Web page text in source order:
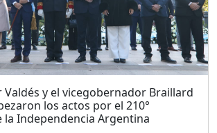
Valdés y el vicegobernador Braillard
los actos por el 210°
la Independencia Argentina